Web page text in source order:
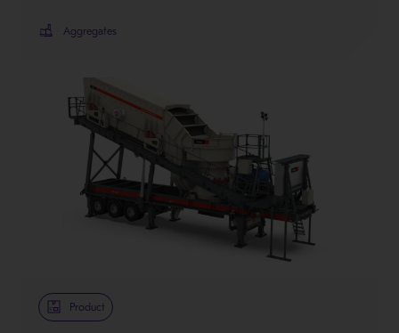
Aggregates
Product